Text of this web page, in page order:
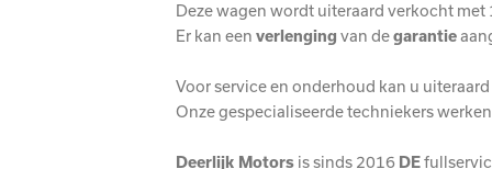
Deze wagen wordt uiteraard verkocht met
Er kan een verlenging van degarantie
Voor service en onderhoud kan u
Onze gespecialiseerde techniekers
Deerlijk Motors is sinds 2016 DE